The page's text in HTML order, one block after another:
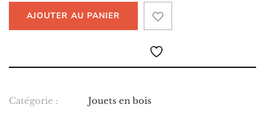
AJOUTER AU PANIER
Catégorie : Jouets en bois